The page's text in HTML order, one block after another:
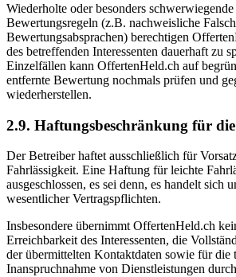
Wiederholte oder besonders
Bewertungsregeln (z.B. nachweisliche
Bewertungsabsprachen) berechtigen
des betreffenden Interessenten dauerhaft zu
Einzelfällen kann OffertenHeld.ch auf
entfernte Bewertung nochmals prüfen und
wiederherstellen.
2.9. Haftungsbeschränkung für
Der Betreiber haftet ausschließlich für
Fahrlässigkeit. Eine Haftung für leichte
ausgeschlossen, es sei denn, es handelt sich
wesentlicher Vertragspflichten.
Insbesondere übernimmt OffertenHeld.ch
Erreichbarkeit des Interessenten, die
der übermittelten Kontaktdaten sowie für die
Inanspruchnahme von Dienstleistungen